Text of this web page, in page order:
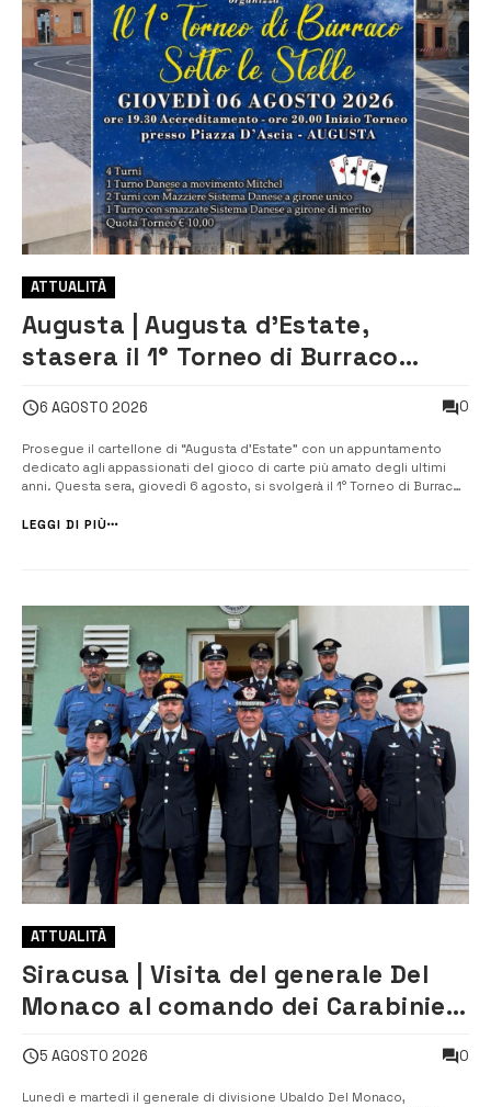
ATTUALITÀ
Augusta | Augusta d’Estate,
stasera il 1° Torneo di Burraco
sold out
6 AGOSTO 2026 0
Prosegue il cartellone di “Augusta d’Estate” con un appuntamento
dedicato agli appassionati del gioco di carte più amato degli ultimi
anni. Questa sera, giovedì 6 agosto, si svolgerà il 1° Torneo di Burraco
L’evento è organizzato dall...
LEGGI DI PIÙ
ATTUALITÀ
Siracusa | Visita del generale Del
Monaco al comando dei Carabinieri
Ferla e Sortino
5 AGOSTO 2026 0
Lunedì e martedì il generale di divisione Ubaldo Del Monaco,